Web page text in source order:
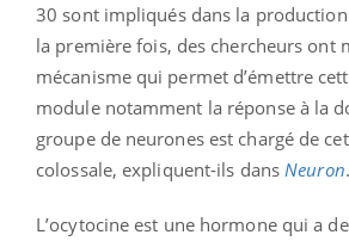
30 sont impliqués dans la production
la première fois, des chercheurs ont
mécanisme qui permet d’émettre
module notamment la réponse à la
groupe de neurones est chargé de
colossale, expliquent-ils dans Neuron.
L’ocytocine est une hormone qui a